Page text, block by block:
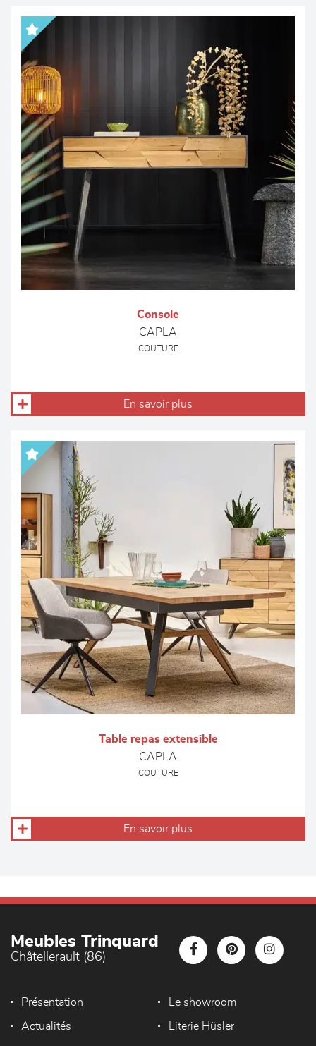
Console
CAPLA
COUTURE
En savoir plus
Table repas extensible
CAPLA
COUTURE
En savoir plus
Meubles Trinquard
Châtellerault (86)
Présentation Le showroom
Actualités Literie Hüsler